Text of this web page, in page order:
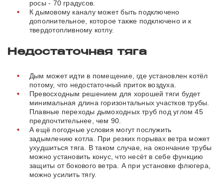
росы - 70 градусов.
К дымовому каналу может быть подключено
дополнительное, которое также подключено и к
твердотопливному котлу.
Недостаточная тяга
Дым может идти в помещение, где установлен котёл
потому, что недостаточный приток воздуха.
Превосходным решением для хорошей тяги будет
минимальная длина горизонтальных участков трубы.
Плавные переходы дымоходных труб под углом 45
предпочтительнее, чем 90.
А ещё погодные условия могут послужить
задымлению котла. При резких порывах ветра может
ухудшиться тяга. В таком случае, на окончание трубы
можно установить конус, что несёт в себе функцию
защиты от бокового ветра. А при установке флюгера,
можно усилить тягу.